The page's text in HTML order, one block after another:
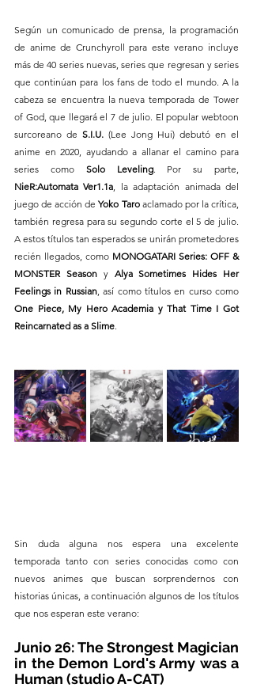
Según un comunicado de prensa, la programación
de anime de Crunchyroll para este verano incluye
más de 40 series nuevas, series que regresan y series
que continúan para los fans de todo el mundo. A la
cabeza se encuentra la nueva temporada de Tower
of God, que llegará el 7 de julio. El popular webtoon
surcoreano de S.I.U. (Lee Jong Hui) debutó en el
anime en 2020, ayudando a allanar el camino para
series como Solo Leveling
NieR:Automata Ver1.1a , la adaptación animada del
juego de acción de Yoko Taro aclamado por la crítica,
también regresa para su segundo corte el 5 de julio.
A estos títulos tan esperados se unirán prometedores
recién llegados, como MONOGATARI Series: OFF &
MONSTER Season y Alya Sometimes Hides Her
Feelings in Russian
One Piece, My Hero Academia y That Time I Got
Reincarnated as a Slime
Sin duda alguna nos espera una excelente
temporada tanto con series conocidas como con
nuevos animes que buscan sorprendernos con
historias únicas, a continuación algunos de los títulos
que nos esperan este verano:
Junio 26: The Strongest Magician
in the Demon Lord's Army was a
Human (studio A-CAT)